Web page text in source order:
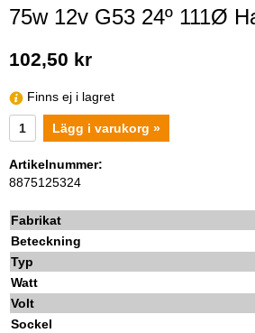
75w 12v G53 24º 111Ø
102,50 kr
Finns ej i lagret
Lägg i varukorg »
Artikelnummer:
8875125324
Fabrikat
Beteckning
Typ
Watt
Volt
Sockel